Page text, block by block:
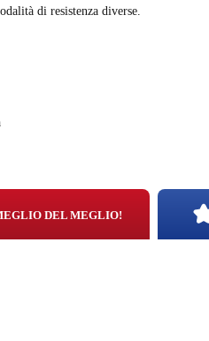
di resistenza diverse.
DEL MEGLIO!